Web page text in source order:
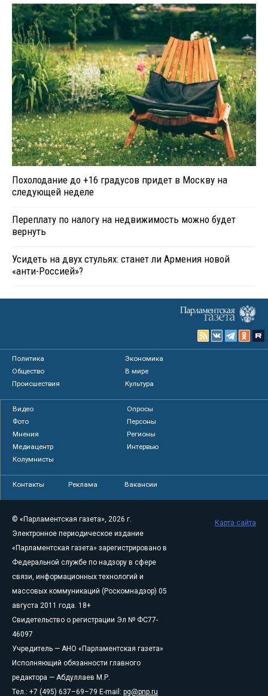
Похолодание до +16 градусов придет в Москву на
следующей неделе
Переплату по налогу на недвижимость можно будет
вернуть
Усидеть на двух стульях: станет ли Армения новой
«анти-Россией»?
Политика
Экономика
Общество
В мире
Происшествия
Культура
Видео
Опросы
Фото
Персоны
Мнения
Регионы
Медиацентр
Интервью
Колумнисты
Контакты Реклама Вакансии
© «Парламентская газета», 2026 г.
Электронное периодическое издание
«Парламентская газета» зарегистрировано в
Федеральной службе по надзору в сфере
связи, информационных технологий и
массовых коммуникаций (Роскомнадзор) 05
августа 2011 года. 18+
Свидетельство о регистрации Эл № ФС77-
46097
Учредитель — АНО «Парламентская газета»
Исполняющий обязанности главного
редактора — Абдуллаев М.Р.
Тел.: +7 (495) 637–69–79 E-mail: pg@pnp.ru
Карта сайта